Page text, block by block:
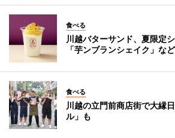
食べる
川越バターサンド、夏限定
「芋ンブランシェイク」など
食べる
川越の立門前商店街で大縁
ル」も